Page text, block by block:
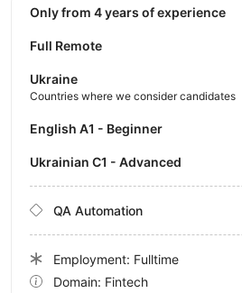
Only from 4 years of experience
Full Remote
Ukraine
Countries where we consider candidates
English A1 - Beginner
Ukrainian C1 - Advanced
QA Automation
Employment: Fulltime
Domain: Fintech